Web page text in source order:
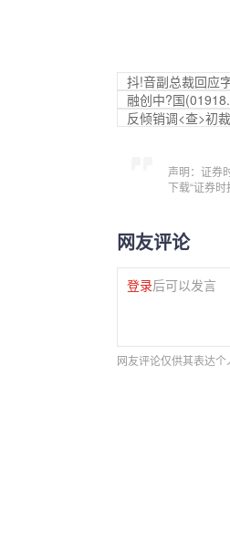
抖!音副总裁回应
融创中?国
反倾销调<查>初
声明：证券
下载“证券
网友评论
登录后可以发言
网友评论仅供其表达